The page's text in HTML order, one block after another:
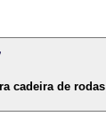
cadeira de rodas